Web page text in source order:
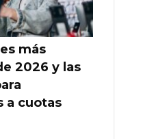
más
2026 y las
a cuotas